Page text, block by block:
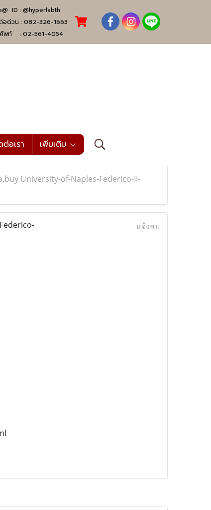
ID : @hyperlabth
อด่วน : 082-326-1663
ศัพท์ : 02-561-4054
อเรา เพิ่มเติม
University-of-Naples-Federico-II-
แจ้งลบ